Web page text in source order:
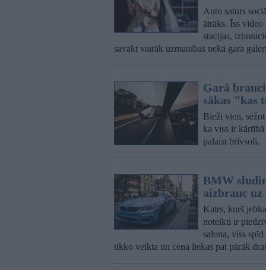
Auto saturs
ātrāks. Īss
stacijas,
savākt vairāk uzmanības nekā gara
Garā
sākas "kas
Bieži vien,
ka viss ir
palaist brīvsolī.
BMW
aizbrauc uz
Katrs, kurš
noteikti ir
salona, viss
tikko veikta un cena liekas pat pārāk